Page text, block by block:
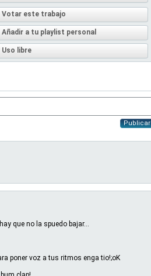
Votar este trabajo
Añadir a tu playlist personal
Uso libre
Publicar
que no la spuedo bajar...
poner voz a tus ritmos enga tio!;oK